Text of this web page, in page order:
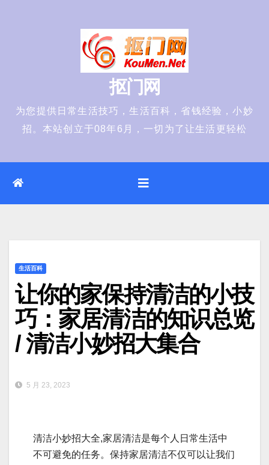
抠门网
为您提供日常生活技巧，生活百科，省钱经验，小妙
招。本站创立于08年6月，一切为了让生活更轻松
生活百科
让你的家保持清洁的小技
巧：家居清洁的知识总览
/ 清洁小妙招大集合
5 月 23, 2023
清洁小妙招大全,家居清洁是每个人日常生活中
不可避免的任务。保持家居清洁不仅可以让我们